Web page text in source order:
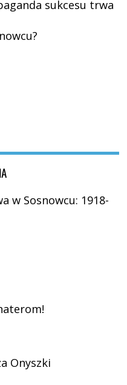
sukcesu trwa
w Sosnowcu: 1918-
Onyszki